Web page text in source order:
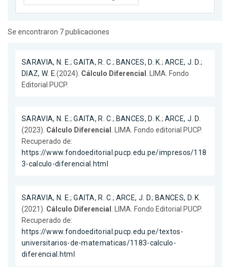
Se encontraron 7 publicaciones
SARAVIA, N. E.;GAITA, R. C.; BANCES, D. K.; ARCE, J. D.;
DIAZ, W. E.(2024). Cálculo Diferencial . LIMA. Fondo
Editorial PUCP.
SARAVIA, N. E.;GAITA, R. C.; BANCES, D. K.; ARCE, J. D.
(2023). Cálculo Diferencial . LIMA. Fondo editorial PUCP.
Recuperado de:
https://www.fondoeditorial.pucp.edu.pe/impresos/118
3-calculo-diferencial.html
SARAVIA, N. E.;GAITA, R. C.; ARCE, J. D.; BANCES, D. K.
(2021). Cálculo Diferencial . LIMA. Fondo Editorial PUCP.
Recuperado de:
https://www.fondoeditorial.pucp.edu.pe/textos-
universitarios-de-matematicas/1183-calculo-
diferencial.html